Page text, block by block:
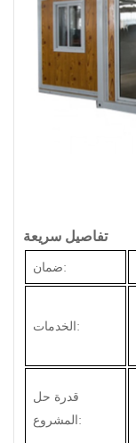
تفاصيل سريعة
ضمان:
الخدمات:
قدرة حل
المشروع: